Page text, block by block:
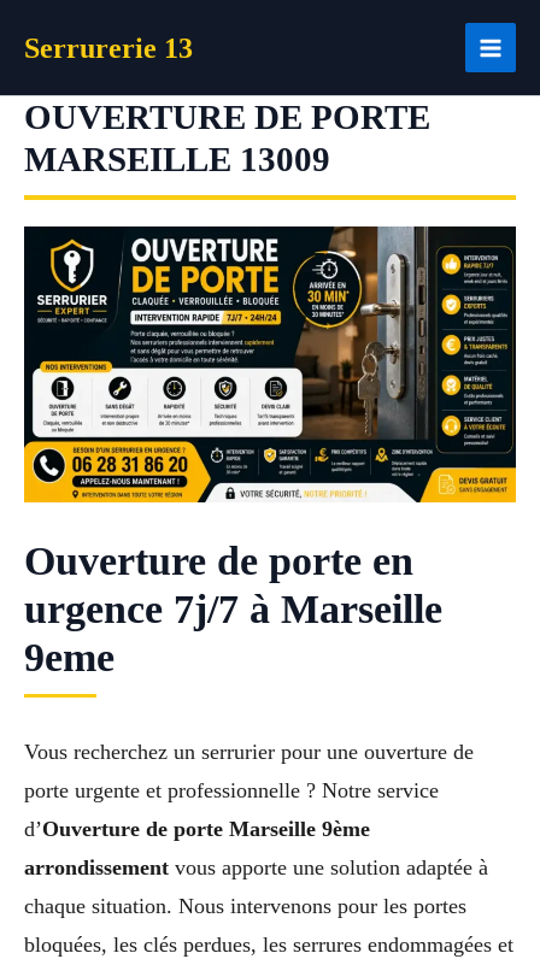
Serrurerie 13
OUVERTURE DE PORTE
MARSEILLE 13009
Ouverture de porte en
urgence 7j/7 à Marseille
9eme
Vous recherchez un serrurier pour une ouverture de
porte urgente et professionnelle ? Notre service
d’Ouverture de porte Marseille 9ème
arrondissement vous apporte une solution adaptée à
chaque situation. Nous intervenons pour les portes
bloquées, les clés perdues, les serrures endommagées et